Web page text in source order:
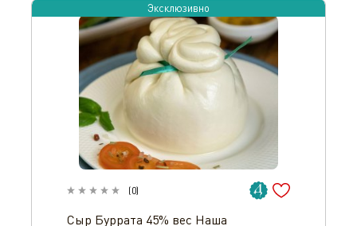
Эксклюзивно
(0)
Сыр Буррата 45% вес Наша